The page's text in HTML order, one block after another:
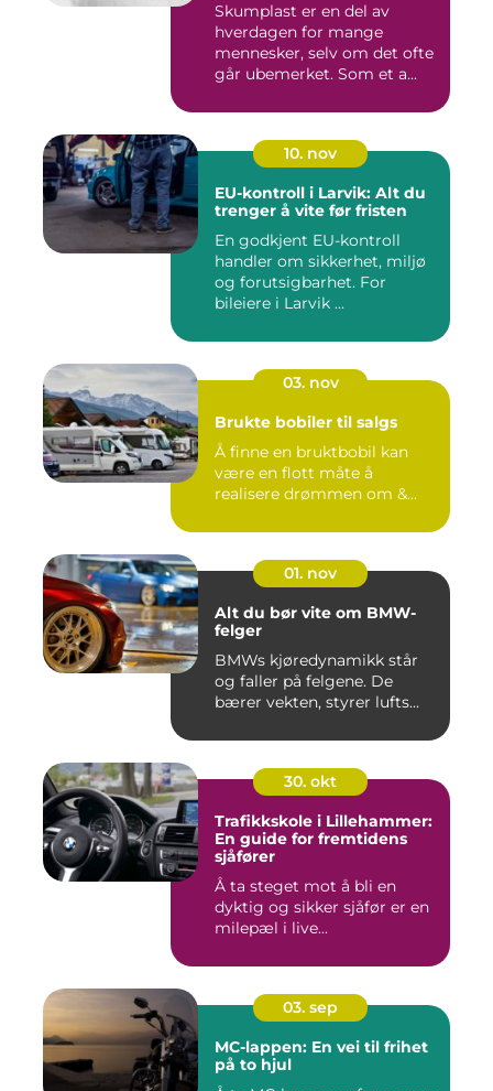
Skumplast er en del av
hverdagen for mange
mennesker, selv om det ofte
går ubemerket. Som et a...
10. nov
EU-kontroll i Larvik: Alt du
trenger å vite før fristen
En godkjent EU-kontroll
handler om sikkerhet, miljø
og forutsigbarhet. For
bileiere i Larvik ...
03. nov
Brukte bobiler til salgs
Å finne en bruktbobil kan
være en flott måte å
realisere drømmen om &...
01. nov
Alt du bør vite om BMW-
felger
BMWs kjøredynamikk står
og faller på felgene. De
bærer vekten, styrer lufts...
30. okt
Trafikkskole i Lillehammer:
En guide for fremtidens
sjåfører
Å ta steget mot å bli en
dyktig og sikker sjåfør er en
milepæl i live...
03. sep
MC-lappen: En vei til frihet
på to hjul